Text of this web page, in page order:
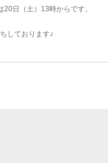
日（土）13時からです。
しております♪